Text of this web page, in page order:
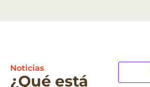
Noticias
¿Qué está